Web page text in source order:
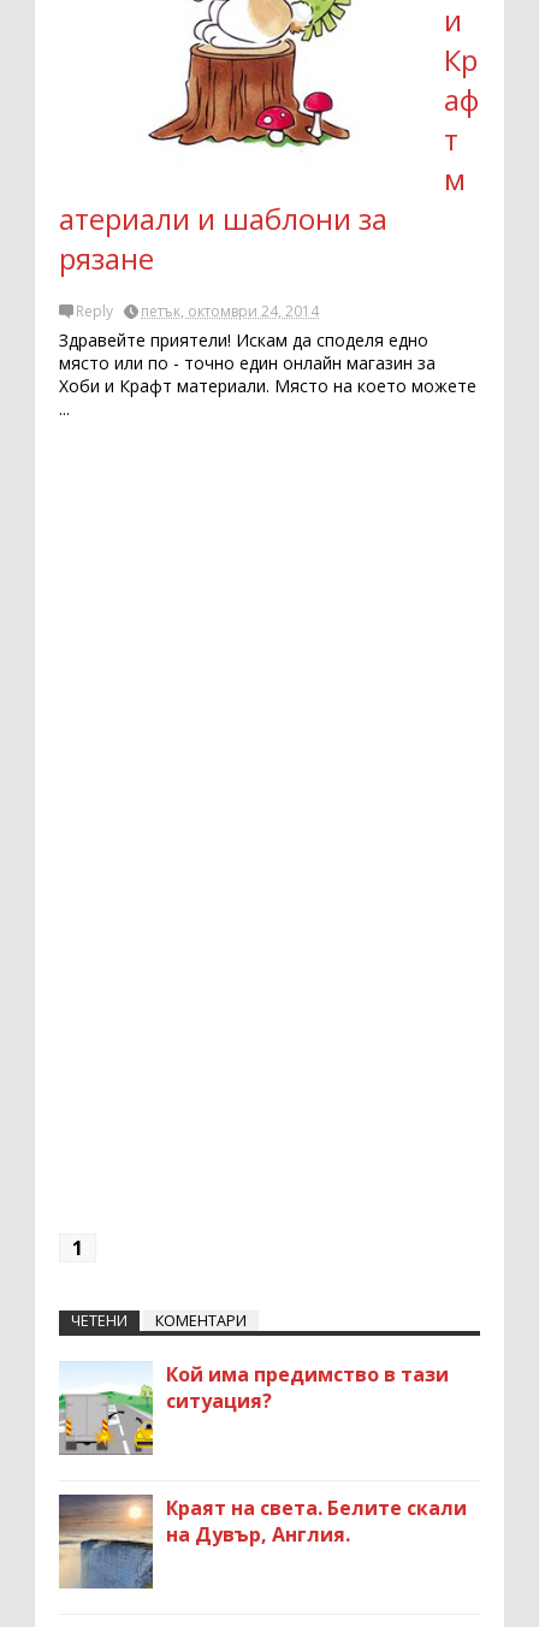
и
Кр
аф
т
м
атериали и шаблони за
рязане
Reply петък, октомври 24, 2014
Здравейте приятели! Искам да споделя едно
място или по - точно един онлайн магазин за
Хоби и Крафт материали. Място на което можете
...
1
ЧЕТЕНИ КОМЕНТАРИ
Кой има предимство в тази
ситуация?
Краят на света. Белите скали
на Дувър, Англия.